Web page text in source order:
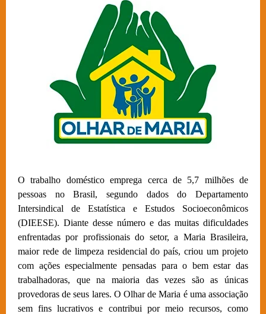
O trabalho doméstico emprega cerca de 5,7 milhões de
pessoas no Brasil, segundo dados do Departamento
Intersindical de Estatística e Estudos Socioeconômicos
(DIEESE). Diante desse número e das muitas dificuldades
enfrentadas por profissionais do setor, a Maria Brasileira,
maior rede de limpeza residencial do país, criou um projeto
com ações especialmente pensadas para o bem estar das
trabalhadoras, que na maioria das vezes são as únicas
provedoras de seus lares. O Olhar de Maria é uma associação
sem fins lucrativos e contribui por meio recursos, como